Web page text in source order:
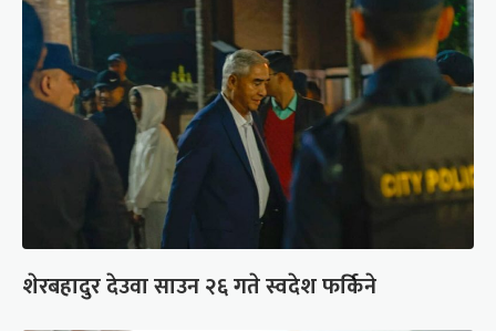
शेरबहादुर देउवा साउन २६ गते स्वदेश फर्किने